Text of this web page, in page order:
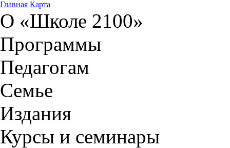
Главная Карта
О «Школе 2100»
Программы
Педагогам
Семье
Издания
Курсы и семинары